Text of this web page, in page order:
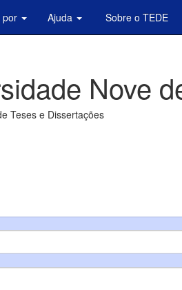
por Ajuda Sobre o TEDE
Nove
Teses e Dissertações